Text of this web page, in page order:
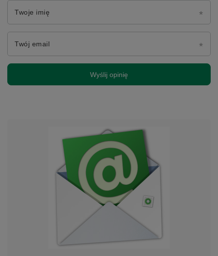
Twoje imię
Twój email
Wyślij opinię